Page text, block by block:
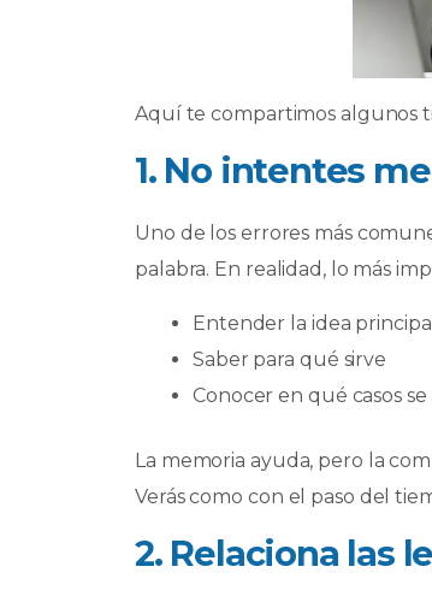
Aquí te compartimos algunos
1. No intentes
Uno de los errores más
palabra. En realidad, lo más
Entender la idea
Saber para qué sirve
Conocer en qué casos se
La memoria ayuda, pero la
Verás como con el paso del
2. Relaciona las